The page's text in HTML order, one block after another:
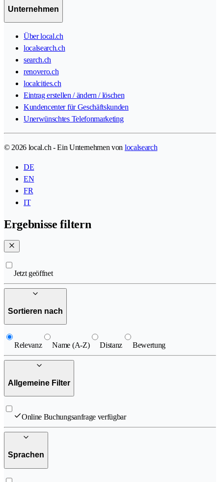
Unternehmen
Über local.ch
localsearch.ch
search.ch
renovero.ch
localcities.ch
Eintrag erstellen / ändern / löschen
Kundencenter für Geschäftskunden
Unerwünschtes Telefonmarketing
© 2026 local.ch - Ein Unternehmen von localsearch
DE
EN
FR
IT
Ergebnisse filtern
Jetzt geöffnet
Sortieren nach
Relevanz Name (A-Z) Distanz Bewertung
Allgemeine Filter
Online Buchungsanfrage verfügbar
Sprachen